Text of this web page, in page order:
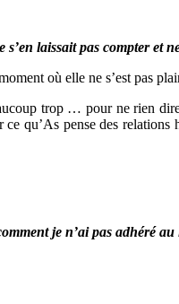
s’en laissait pas compter et
où elle ne s’est pas
trop … pour ne rien
ce qu’As pense des
je n’ai pas adhéré au